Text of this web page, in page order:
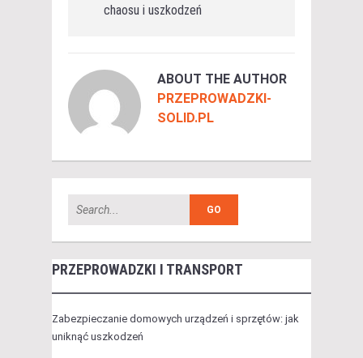
chaosu i uszkodzeń
ABOUT THE AUTHOR
PRZEPROWADZKI-
SOLID.PL
PRZEPROWADZKI I TRANSPORT
Zabezpieczanie domowych urządzeń i sprzętów: jak
uniknąć uszkodzeń